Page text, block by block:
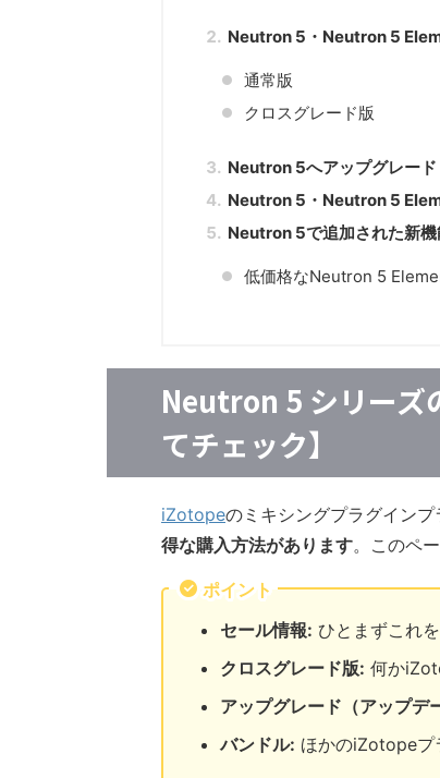
Neutron 5・Neutron 5
通常版
クロスグレード版
Neutron 5へアップグレード
Neutron 5・Neutron 5
Neutron 5で追加された新機
低価格なNeutron 5
Neutron 5 シリーズ
てチェック】
iZotopeのミキシングプラグイン
得な購入方法があります。このペ
ポイント
セール情報: ひとまずこれ
クロスグレード版: 何か
アップグレード（アップデ
バンドル: ほかのiZotopeプ